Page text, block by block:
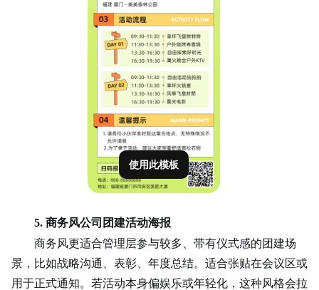
使用此模板
5. 商务风公司团建活动海报
商务风更适合管理层参与较多、带有仪式感的团建场
景，比如战略沟通、表彰、年度总结。适合张贴在会议区或
用于正式通知。若活动本身偏娱乐或年轻化，这种风格会拉